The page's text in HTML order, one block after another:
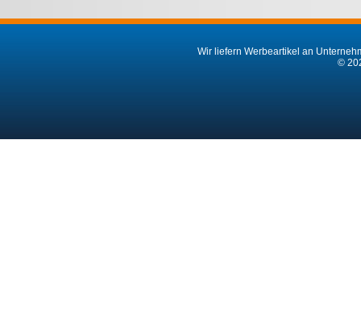
Wir liefern Werbeartikel an
©